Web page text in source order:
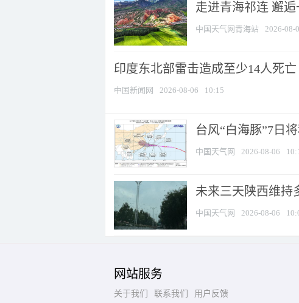
走进青海祁连 邂
中国天气网青海站 2026-08-
印度东北部雷击造成至少14人死亡
中国新闻网 2026-08-06 10:15
台风“白海豚”7日
中国天气网 2026-08-06
未来三天陕西维持
中国天气网 2026-08-06
网站服务
关于我们 联系我们 用户反馈